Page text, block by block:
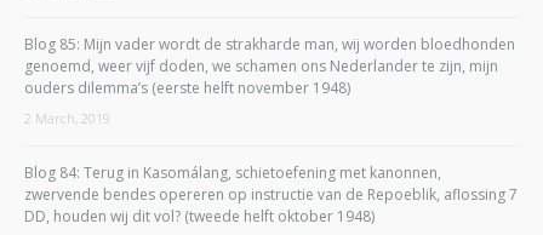
Blog 85: Mijn vader wordt de strakharde man, wij worden bloedhonden
genoemd, weer vijf doden, we schamen ons Nederlander te zijn, mijn
ouders dilemma’s (eerste helft november 1948)
2 March, 2019
Blog 84: Terug in Kasomálang, schietoefening met kanonnen,
zwervende bendes opereren op instructie van de Repoeblik, aflossing 7
DD, houden wij dit vol? (tweede helft oktober 1948)